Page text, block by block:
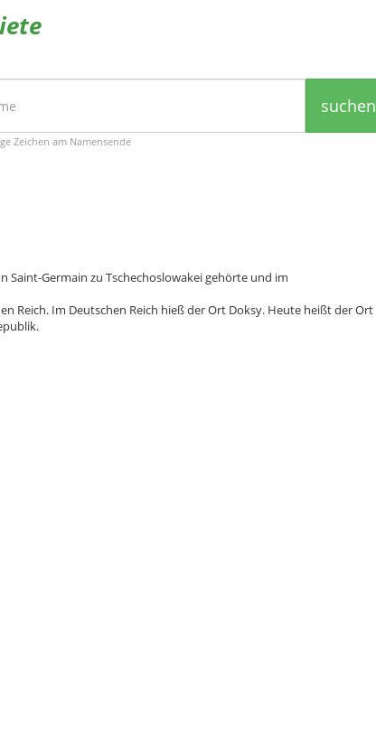
suchen
Zeichen am Namensende
Saint-Germain zu Tschechoslowakei gehörte und im
Reich. Im Deutschen Reich hieß der Ort Doksy. Heute heißt der Ort